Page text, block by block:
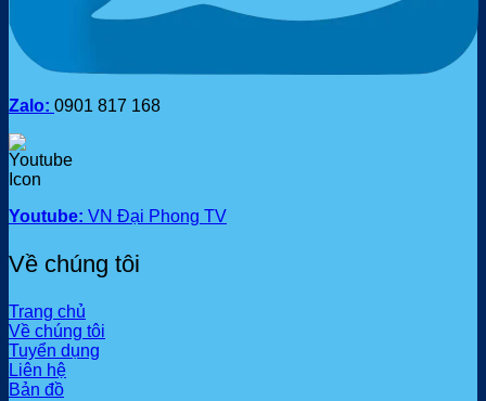
Zalo: 0901 817 168
Youtube: VN Đại Phong TV
Về chúng tôi
Trang chủ
Về chúng tôi
Tuyển dụng
Liên hệ
Bản đồ